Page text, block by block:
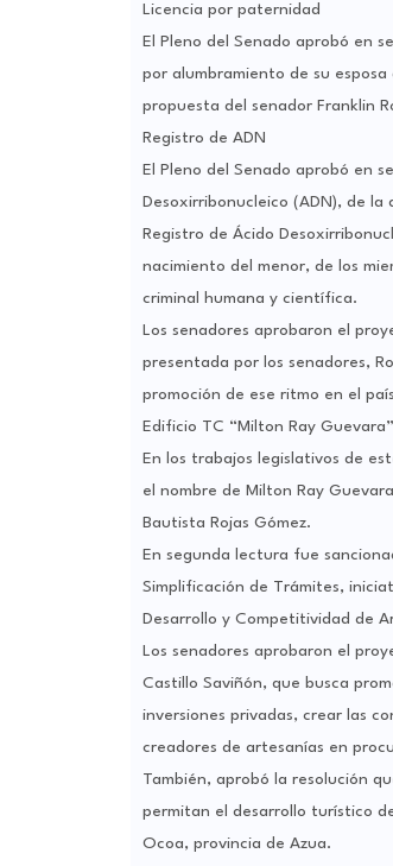
Licencia por paternidad
El Pleno del Senado aprobó en
por alumbramiento de su
propuesta del senador Franklin
Registro de ADN
El Pleno del Senado aprobó en
Desoxirribonucleico (ADN), de
Registro de Ácido
nacimiento del menor, de los
criminal humana y científica.
Los senadores aprobaron el
presentada por los senadores,
promoción de ese ritmo en el
Edificio TC “Milton Ray Guevara”
En los trabajos legislativos de
el nombre de Milton Ray
Bautista Rojas Gómez.
En segunda lectura fue
Simplificación de Trámites,
Desarrollo y Competitividad de
Los senadores aprobaron el
Castillo Saviñón, que busca
inversiones privadas, crear las
creadores de artesanías en
También, aprobó la resolución
permitan el desarrollo turístico
Ocoa, provincia de Azua.